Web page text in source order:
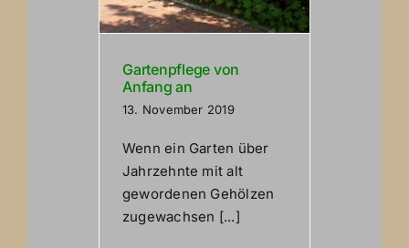
Gartenpflege von
Anfang an
13. November 2019
Wenn ein Garten über
Jahrzehnte mit alt
gewordenen Gehölzen
zugewachsen [...]